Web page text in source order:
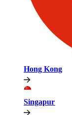
Hong Kong​​
Singapur​​